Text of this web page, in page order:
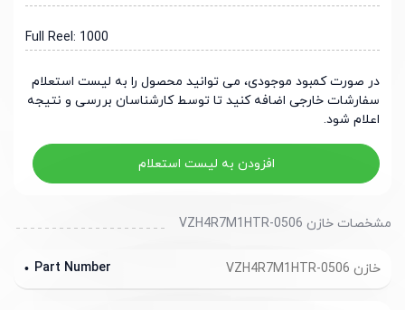
Full Reel: 1000
در صورت کمبود موجودی، می توانید محصول را به لیست استعلام
سفارشات خارجی اضافه کنید تا توسط کارشناسان بررسی و نتیجه
اعلام شود.
افزودن به لیست استعلام
مشخصات خازن VZH4R7M1HTR-0506
خازن VZH4R7M1HTR-0506 Part Number